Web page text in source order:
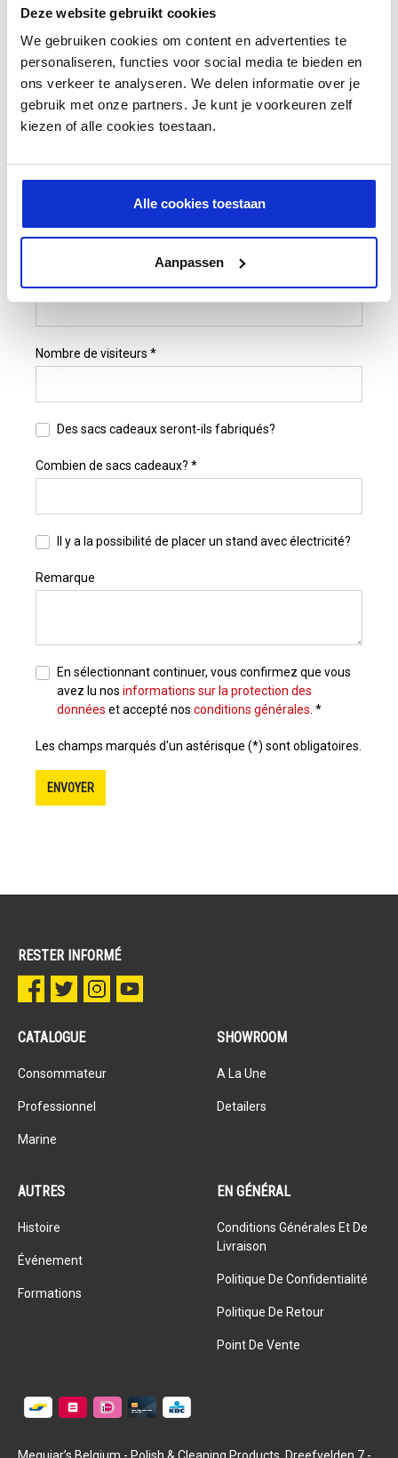
Deze website gebruikt cookies
We gebruiken cookies om content en advertenties te
personaliseren, functies voor social media te bieden en
ons verkeer te analyseren. We delen informatie over je
gebruik met onze partners. Je kunt je voorkeuren zelf
kiezen of alle cookies toestaan.
Alle cookies toestaan
Aanpassen
Moet minstens nog 45 dagen verwijderd zijn
Lieu de l'événement *
Tuning
Tous les types
Nombre de visiteurs *
Des sacs cadeaux seront-ils fabriqués?
Combien de sacs cadeaux? *
Il y a la possibilité de placer un stand avec électricité?
Remarque
En sélectionnant continuer, vous confirmez que vous
avez lu nos informations sur la protection des
données et accepté nos conditions générales . *
Les champs marqués d'un astérisque (*) sont obligatoires.
ENVOYER
RESTER INFORMÉ
CATALOGUE
Consommateur
Professionnel
Marine
SHOWROOM
A La Une
Detailers
AUTRES
Histoire
Événement
Formations
EN GÉNÉRAL
Conditions Générales Et De
Livraison
Politique De Confidentialité
Politique De Retour
Point De Vente
Meguiar’s Belgium - Polish & Cleaning Products, Dreefvelden 7 -